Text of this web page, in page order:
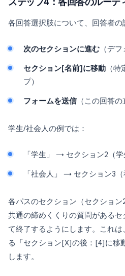
各回答選択肢について、回答者の
次のセクションに進む （デ
セクション[名前]に移動 （
プ）
フォームを送信（この回答の
学生/社会人の例では：
「学生」 → セクション2（
「社会人」 → セクション3
各パスのセクション（セクション
共通の締めくくりの質問がある
て終了するようにします。これ
る「セクション[X]の後：[4]に移
します。